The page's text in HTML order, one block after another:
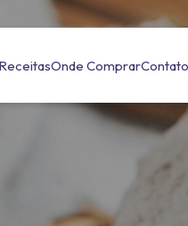
ReceitasOnde Comprar